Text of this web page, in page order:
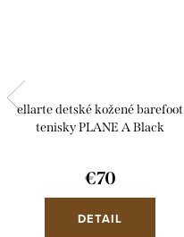
ellarte detské kožené barefoot
tenisky PLANE A Black
€70
DETAIL